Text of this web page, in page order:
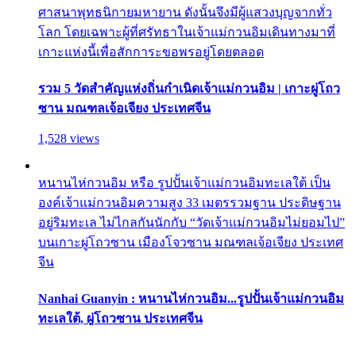
ศาสนาพุทธนิกายมหายาน ดังนั้นจึงมีผู้แสวงบุญจากทั่ว
โลก โดยเฉพาะผู้ที่ศรัทธาในเจ้าแม่กวนอิมเดินทางมาที่
เกาะแห่งนี้เพื่อสักการะขอพรอยู่โดยตลอด
รวม 5 วัดสำคัญแห่งถิ่นกำเนิดเจ้าแม่กวนอิม | เกาะผู่โถว
ซาน มณฑลเจ้อเจียง ประเทศจีน
1,528 views
หนานไห่กวนอิม หรือ รูปปั้นเจ้าแม่กวนอิมทะเลใต้ เป็น
องค์เจ้าแม่กวนอิมความสูง 33 เมตรรวมฐาน ประดิษฐาน
อยู่ริมทะเล ไม่ไกลกันนักกับ “วัดเจ้าแม่กวนอิมไม่ยอมไป”
บนเกาะผู่โถวซาน เมืองโจวซาน มณฑลเจ้อเจียง ประเทศ
จีน
Nanhai Guanyin : หนานไห่กวนอิม...รูปปั้นเจ้าแม่กวนอิม
ทะเลใต้, ผู่โถวซาน ประเทศจีน